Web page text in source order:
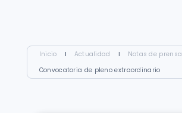
Inicio I Actualidad I Notas de prensa
Convocatoria de pleno extraordinario